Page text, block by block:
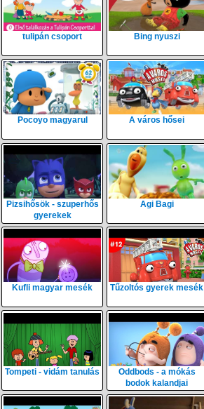
tulipán csoport Bing nyuszi
Pocoyo magyarul A város hősei
Pizsihősök - szuperhős
gyerekek
Agi Bagi
Kufli magyar mesék Tűzoltós gyerek mesék
Tompeti - vidám tanulás
Oddbods - a mókás
bodok kalandjai